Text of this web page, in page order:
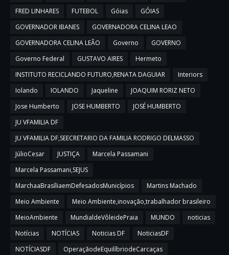
FRED LINHARES
FUTEBOL Góias
GÓIAS
GOVERNADOR IBANES
GOVERNADORA CELINA LEAO
GOVERNADORA CELINA LEÃO
Governo
GOVERNO
Governo Federal
GUSTAVO AIRES
Hermeto
INSTITUTO RECICLANDO FUTURO,RENATA DAGUIAR
Interiors
Iolando
IOLANDO Jaqueline
JOAQUIM RORIZ NETO
Jose Humberto
JOSE HUMBERTO
JOSÉ HUMBERTO
JU VFAMILIA DF
JU VFAMILIA DF,SEECRETARIO DA FAMILIA RODRIGO DELMASSO
JúlioCesar
JUSTIÇA
Marcela Passamani
Marcela Passamani,SEJUS
MarchaaBrasíliaemDefesadosMunicípios
Martins Machado
Meio Ambiente
Meio Ambiente,inovação,trabalhador brasileiro
MeioAmbiente
MundialdeVôleidePraia MUNDO
noticias
Notícias
NOTÍCIAS Noticias DF
NoticiasDF
NOTÍCIASDF
OperaçãodeEquilíbriodeCarcaças